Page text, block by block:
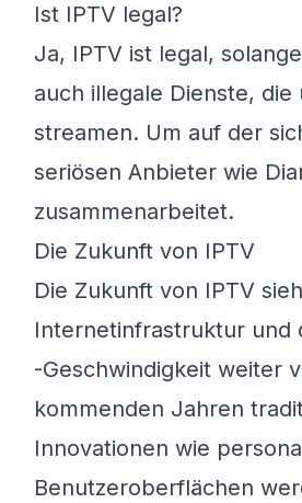
Ist IPTV legal?
Ja, IPTV ist legal,
auch illegale Dienste,
streamen. Um auf der
seriösen Anbieter wie
zusammenarbeitet.
Die Zukunft von IPTV
Die Zukunft von IPTV
Internetinfrastruktur und
-Geschwindigkeit weiter
kommenden Jahren
Innovationen wie
Benutzeroberflächen